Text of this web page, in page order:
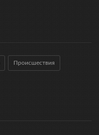
Происшествия